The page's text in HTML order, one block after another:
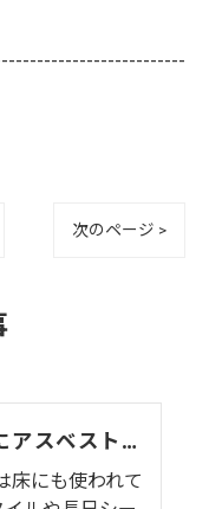
次のページ >
店舗の床にアスベスト？ビニル床タイル（Pタイル）・長尺シート（ビニル床シート）・接着剤の見分け方と解体前の注意点
床にも使われて